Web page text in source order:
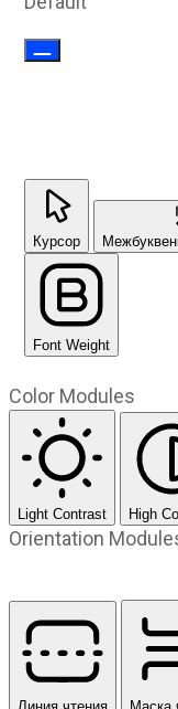
Курсор
Font Weight
Color Modules
Light Contrast High
Orientation